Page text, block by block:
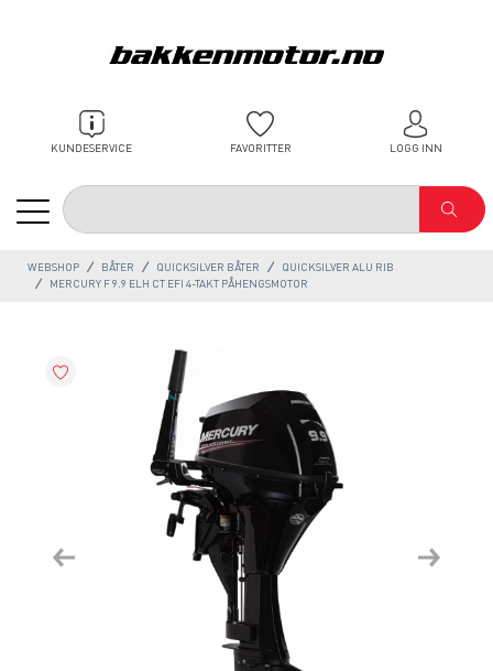
KUNDESERVICE FAVORITTER LOGG INN
WEBSHOP BÅTER QUICKSILVER BÅTER
QUICKSILVER ALU RIB
MERCURY F 9.9 ELH CT EFI 4-TAKT PÅHENGSMOTOR
Previous Next